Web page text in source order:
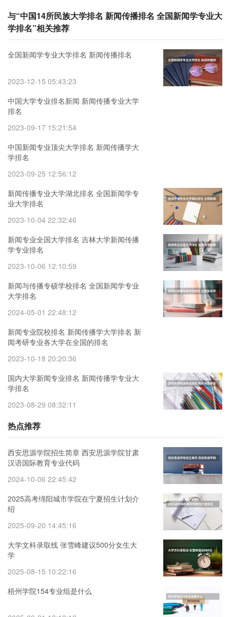
与“中国14所民族大学排名 新闻传播排名 全国新闻学专业大
学排名”相关推荐
全国新闻学专业大学排名 新闻传播排名
2023-12-15 05:43:23
中国大学专业排名新闻 新闻传播专业大学
排名
2023-09-17 15:21:54
中国新闻专业顶尖大学排名 新闻传播学大
学排名
2023-09-25 12:56:12
新闻传播专业大学湖北排名 全国新闻学专
业大学排名
2023-10-04 22:32:46
新闻专业全国大学排名 吉林大学新闻传播
学专业排名
2023-10-06 12:10:59
新闻与传播专硕学校排名 全国新闻学专业
大学排名
2024-05-01 22:48:12
新闻专业院校排名 新闻传播学大学排名 新
闻考研专业各大学在全国的排名
2023-10-18 20:20:36
国内大学新闻专业排名 新闻传播学专业大
学排名
2023-08-29 08:32:11
热点推荐
西安思源学院招生简章 西安思源学院甘肃
汉语国际教育专业代码
2024-10-06 22:45:42
2025高考绵阳城市学院在宁夏招生计划介
绍
2025-09-20 14:45:16
大学文科录取线 张雪峰建议500分女生大
学
2025-08-15 10:22:16
梧州学院154专业组是什么